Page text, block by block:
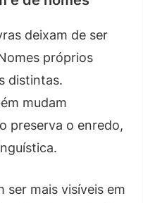
deixam de ser
próprios
distintas.
mudam
preserva o enredo,
ser mais visíveis em